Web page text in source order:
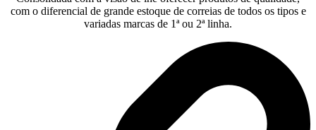
com o diferencial de grande estoque de correias de todos os tipos e
variadas marcas de 1ª ou 2ª linha.